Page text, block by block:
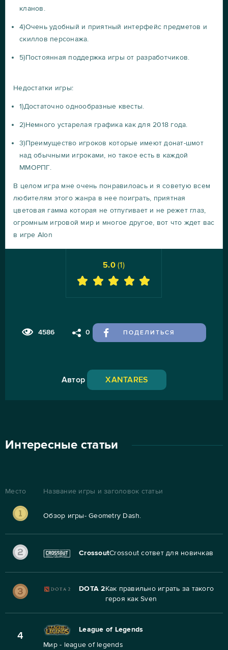
кланов.
4)Очень удобный и приятный интерфейс предметов и
скиллов персонажа.
5)Постоянная поддержка игры от разработчиков.
Недостатки игры:
1)Достаточно однообразные квесты.
2)Немного устарелая графика как для 2018 года.
3)Преимущество игроков которые имеют донат-шмот
над обычными игроками, но такое есть в каждой
ММОРПГ.
В целом игра мне очень понравилоась и я советую всем
любителям этого жанра в нее поиграть, приятная
цветовая гамма которая не отпугивает и не режет глаз,
огромным игровой мир и многое другое, вот что ждет вас
в игре AIon
4586 0 ПОДЕЛИТЬСЯ
5.0(1)
Автор XANTARES
Интересные статьи
Место Название игры и заголовок статьи
Обзор игры- Geometry Dash.
CrossoutCrossout сответ для новичкав
DOTA 2Как правильно играть за такого
героя как Sven
4
League of Legends
Мир - league of legends